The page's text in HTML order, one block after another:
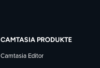
CAMTASIA PRODUKTE
Camtasia Editor